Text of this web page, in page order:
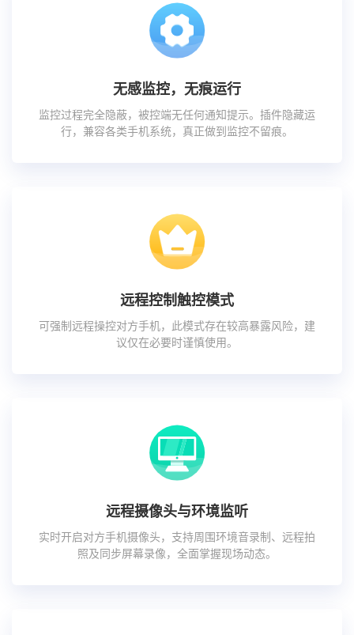
无感监控，无痕运行
监控过程完全隐蔽，被控端无任何通知提示。插件隐藏运
行，兼容各类手机系统，真正做到监控不留痕。
远程控制触控模式
可强制远程操控对方手机，此模式存在较高暴露风险，建
议仅在必要时谨慎使用。
远程摄像头与环境监听
实时开启对方手机摄像头，支持周围环境音录制、远程拍
照及同步屏幕录像，全面掌握现场动态。